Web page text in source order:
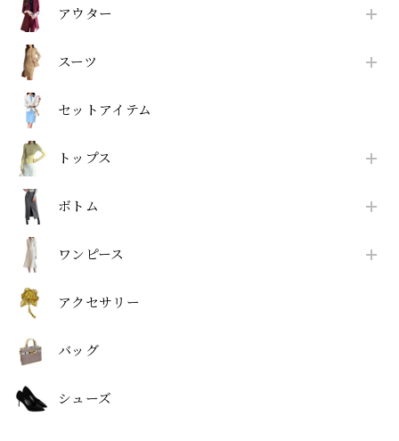
アウター
スーツ
セットアイテム
トップス
ボトム
ワンピース
アクセサリー
バッグ
シューズ